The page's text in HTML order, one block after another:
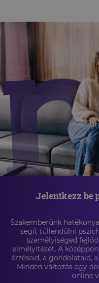
Jelentkezz be
Szakemberünk
segít túllendülni
személyiséged
elmélyítését. A
érzéseid, a gondolataid,
Minden változás egy
online